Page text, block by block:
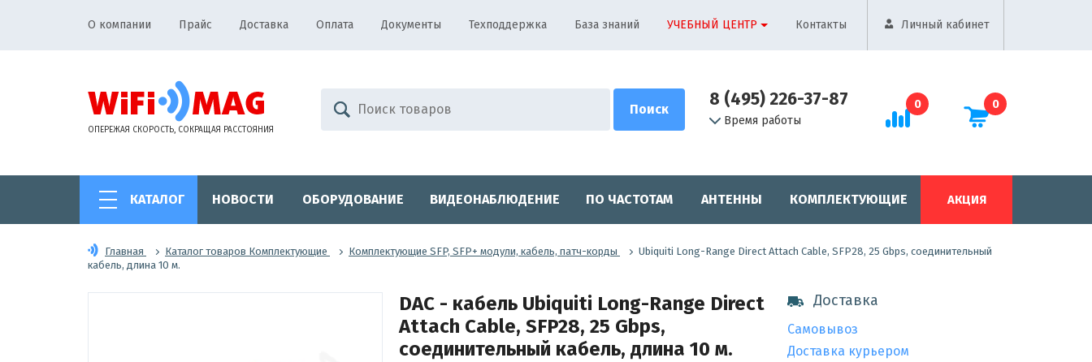
О компании Прайс Доставка Оплата Документы Техподдержка База знаний УЧЕБНЫЙ ЦЕНТР Контакты Личный кабинет
ОПЕРЕЖАЯ СКОРОСТЬ, СОКРАЩАЯ РАССТОЯНИЯ
8 (495) 226-37-87
Время работы
0 0
КАТАЛОГ НОВОСТИ ОБОРУДОВАНИЕ ВИДЕОНАБЛЮДЕНИЕ ПО ЧАСТОТАМ АНТЕННЫ КОМПЛЕКТУЮЩИЕ АКЦИЯ
Главная Каталог товаров Комплектующие Комплектующие SFP, SFP+ модули, кабель, патч-корды
Ubiquiti Long-Range Direct Attach Cable, SFP28, 25 Gbps, соединительный
кабель, длина 10 м.
DAC - кабель Ubiquiti Long-Range Direct
Attach Cable, SFP28, 25 Gbps,
соединительный кабель, длина 10 м.
Доставка
Самовывоз
Доставка курьером